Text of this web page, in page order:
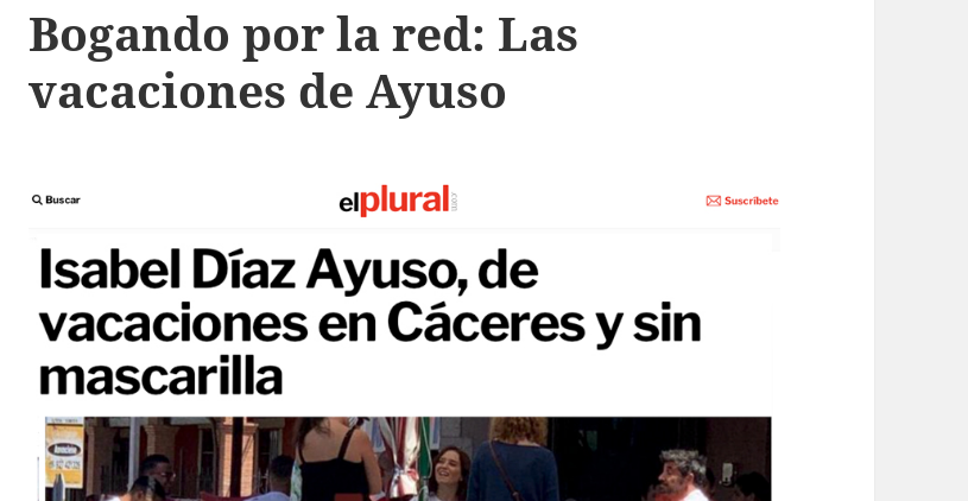
Bogando por la red: Las
vacaciones de Ayuso